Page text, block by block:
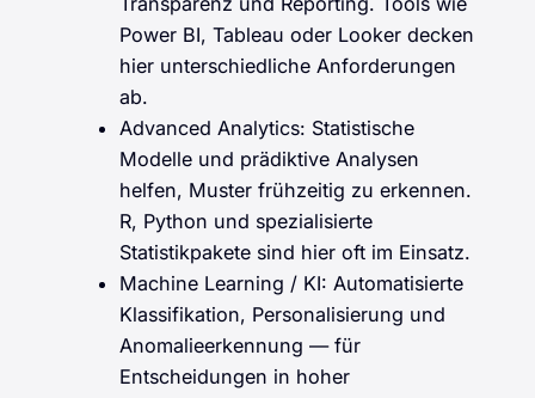
Power BI, Tableau oder Looker decken
hier unterschiedliche Anforderungen
ab.
Advanced Analytics: Statistische
Modelle und prädiktive Analysen
helfen, Muster frühzeitig zu erkennen.
R, Python und spezialisierte
Statistikpakete sind hier oft im Einsatz.
Machine Learning / KI: Automatisierte
Klassifikation, Personalisierung und
Anomalieerkennung — für
Entscheidungen in hoher